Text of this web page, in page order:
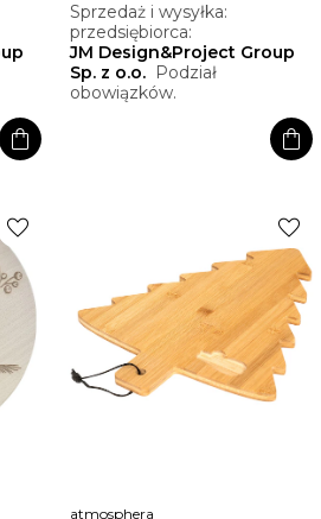
shopping_bag
Sprzedaż i wysyłka:
przedsiębiorca:
JM Design&Project Group
Sp. z o.o. Podział
obowiązków.
shopping_bag
favorite favorite
atmosphera